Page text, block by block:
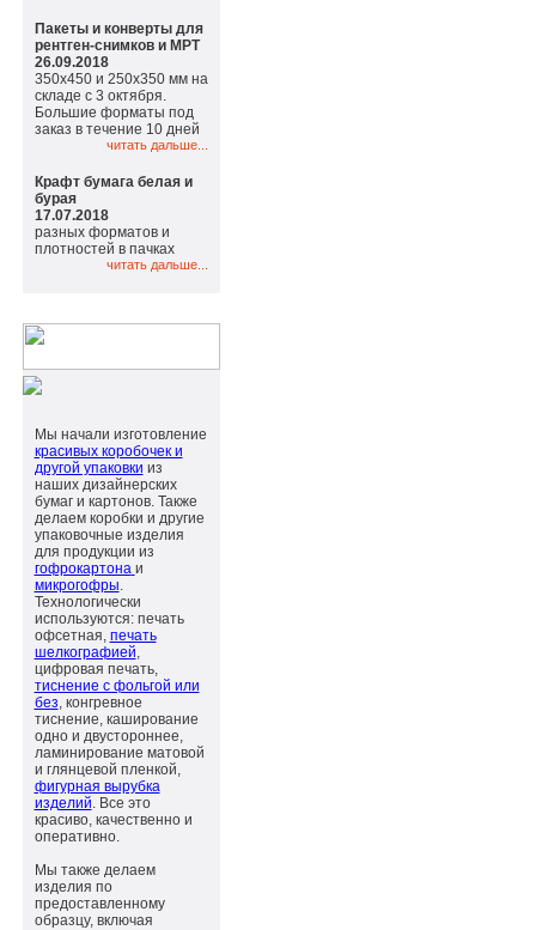
Пакеты и конверты для
рентген-снимков и МРТ
26.09.2018
350х450 и 250х350 мм на
складе с 3 октября.
Большие форматы под
заказ в течение 10 дней
читать дальше...
Крафт бумага белая и
бурая
17.07.2018
разных форматов и
плотностей в пачках
читать дальше...
Мы начали изготовление
красивых коробочек и
другой упаковки из
наших дизайнерских
бумаг и картонов. Также
делаем коробки и другие
упаковочные изделия
для продукции из
гофрокартона и
микрогофры.
Технологически
используются: печать
офсетная, печать
шелкографией,
цифровая печать,
тиснение с фольгой или
без, конгревное
тиснение, каширование
одно и двустороннее,
ламинирование матовой
и глянцевой пленкой,
фигурная вырубка
изделий. Все это
красиво, качественно и
оперативно.
Мы также делаем
изделия по
предоставленному
образцу, включая